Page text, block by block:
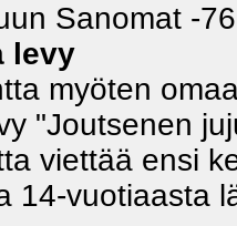
Sanomat -
levy
myöten
"Joutsenen
viettää ensi
14-vuotiaasta